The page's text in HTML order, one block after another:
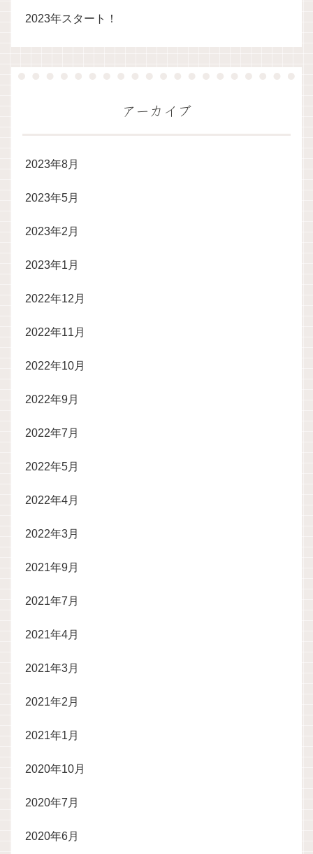
2023年スタート！
アーカイブ
2023年8月
2023年5月
2023年2月
2023年1月
2022年12月
2022年11月
2022年10月
2022年9月
2022年7月
2022年5月
2022年4月
2022年3月
2021年9月
2021年7月
2021年4月
2021年3月
2021年2月
2021年1月
2020年10月
2020年7月
2020年6月